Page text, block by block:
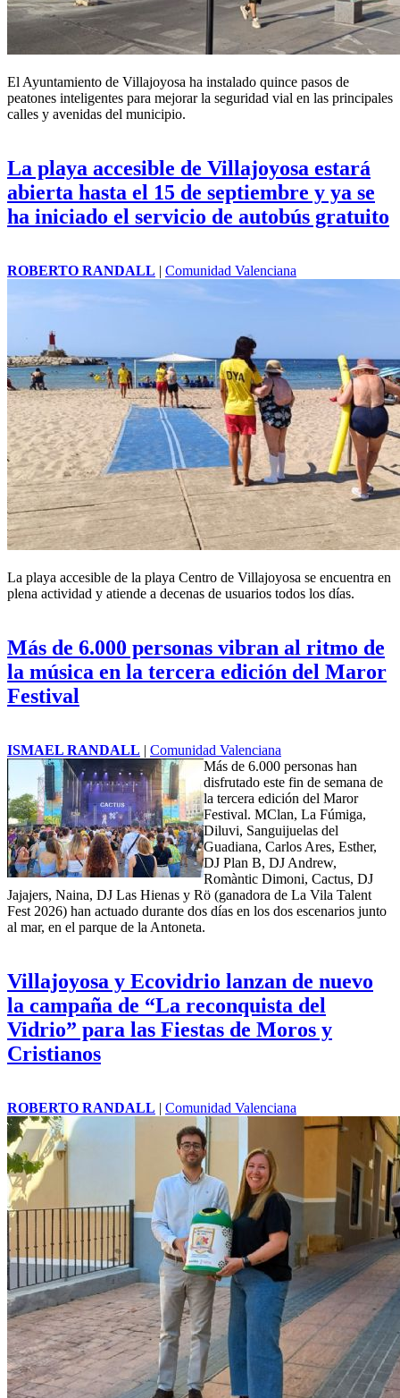
El Ayuntamiento de Villajoyosa ha instalado quince pasos de
peatones inteligentes para mejorar la seguridad vial en las principales
calles y avenidas del municipio.
La playa accesible de Villajoyosa estará
abierta hasta el 15 de septiembre y ya se
ha iniciado el servicio de autobús gratuito
ROBERTO RANDALL | Comunidad Valenciana
La playa accesible de la playa Centro de Villajoyosa se encuentra en
plena actividad y atiende a decenas de usuarios todos los días.
Más de 6.000 personas vibran al ritmo de
la música en la tercera edición del Maror
Festival
ISMAEL RANDALL | Comunidad Valenciana
Más de 6.000 personas han
disfrutado este fin de semana de
la tercera edición del Maror
Festival. MClan, La Fúmiga,
Diluvi, Sanguijuelas del
Guadiana, Carlos Ares, Esther,
DJ Plan B, DJ Andrew,
Romàntic Dimoni, Cactus, DJ
Jajajers, Naina, DJ Las Hienas y Rö (ganadora de La Vila Talent
Fest 2026) han actuado durante dos días en los dos escenarios junto
al mar, en el parque de la Antoneta.
Villajoyosa y Ecovidrio lanzan de nuevo
la campaña de “La reconquista del
Vidrio” para las Fiestas de Moros y
Cristianos
ROBERTO RANDALL | Comunidad Valenciana